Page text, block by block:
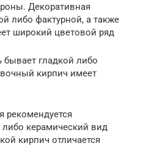
Декоративная
либо фактурной, а также
широкий цветовой ряд
бывает гладкой либо
кирпич имеет
рекомендуется
керамический вид
кирпич отличается